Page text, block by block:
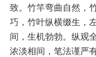
致。竹竿弯曲自然，
巧，竹叶纵横缀生，
间，生机勃勃。纵观
浓淡相间，笔法谨严